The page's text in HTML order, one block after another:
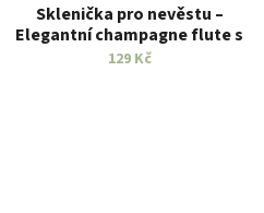
Sklenička pro nevěstu –
Elegantní champagne flute s
personalizací
129 Kč